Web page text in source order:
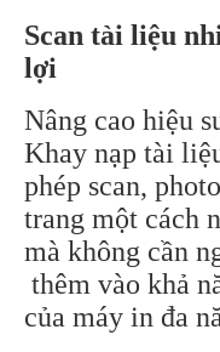
Scan tài liệu
lợi
Nâng cao hiệu
Khay nạp tài
phép scan,
trang một cách
mà không cần
thêm vào khả
của máy in đa